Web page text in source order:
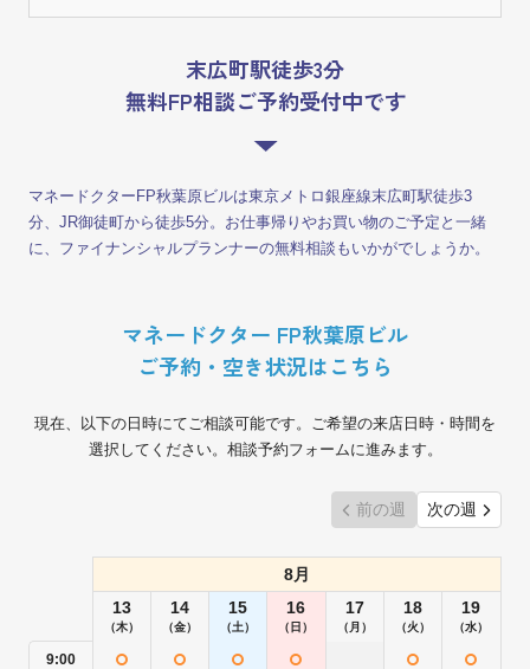
末広町駅徒歩3分
無料FP相談ご予約受付中です
マネードクターFP秋葉原ビルは東京メトロ銀座線末広町駅徒歩3
分、JR御徒町から徒歩5分。お仕事帰りやお買い物のご予定と一緒
に、ファイナンシャルプランナーの無料相談もいかがでしょうか。
マネードクター FP秋葉原ビル
ご予約・空き状況はこちら
現在、以下の日時にてご相談可能です。ご希望の来店日時・時間を
選択してください。相談予約フォームに進みます。
前の週 次の週
9:00
8月
13
（木）
14
（金）
15
（土）
16
（日）
17
（月）
18
（火）
19
（水）